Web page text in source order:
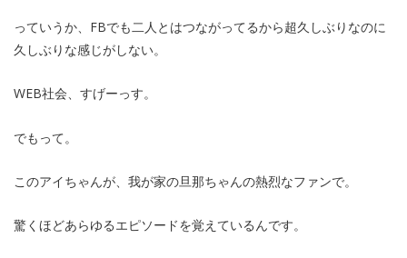
っていうか、FBでも二人とはつながってるから超久しぶりなのに
久しぶりな感じがしない。
WEB社会、すげーっす。
でもって。
このアイちゃんが、我が家の旦那ちゃんの熱烈なファンで。
驚くほどあらゆるエピソードを覚えているんです。